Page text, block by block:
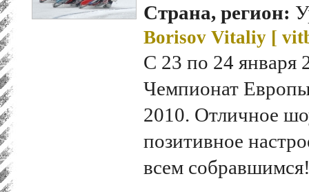
Страна, регион:
Borisov Vitaliy [
С 23 по 24 января
Чемпионат
2010. Отличное
позитивное
всем